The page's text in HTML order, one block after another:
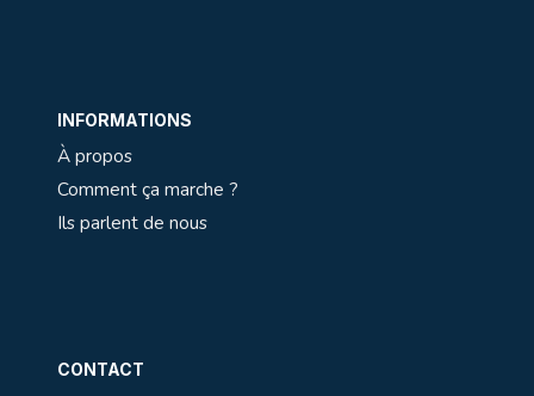
INFORMATIONS
À propos
Comment ça marche ?
Ils parlent de nous
CONTACT